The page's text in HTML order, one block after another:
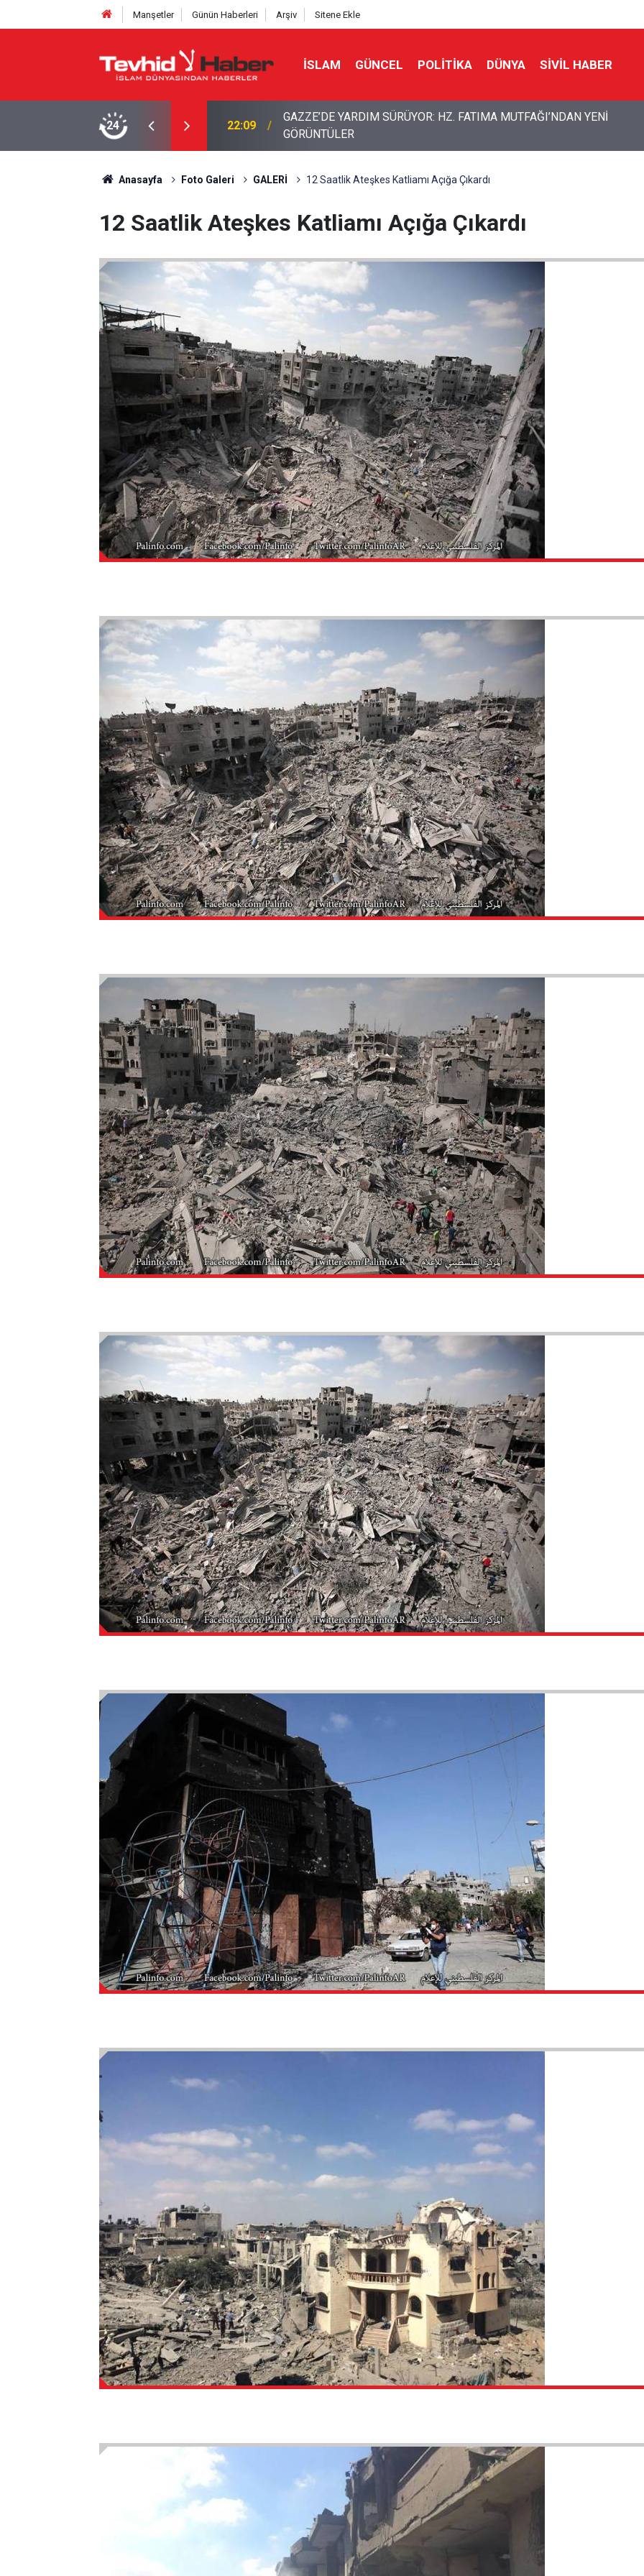
Manşetler Günün Haberleri Arşiv Sitene Ekle
İSLAM GÜNCEL POLITIKA DÜNYA SIVIL HABER
24
FATIMA MUTFAĞI’NDAN YENİ
21:12 Yemen'den "genel seferberlik" kararı: Savaşa hazırlık mesajı
Anasayfa Foto Galeri GALERİ 12 Saatlik Ateşkes Katliamı Açığa Çıkardı
12 Saatlik Ateşkes Katliamı Açığa Çıkardı